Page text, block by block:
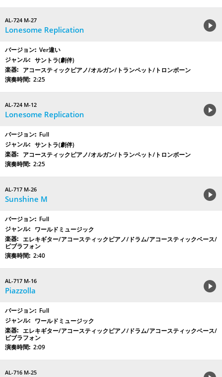
AL-724 M-27
Lonesome Replication
Ver違い
サントラ(劇伴)
アコースティックピアノ/オルガン/トランペット/トロンボーン
2:25
AL-724 M-12
Lonesome Replication
Full
サントラ(劇伴)
アコースティックピアノ/オルガン/トランペット/トロンボーン
2:25
AL-717 M-26
Sunshine M
Full
ワールドミュージック
エレキギター/アコースティックピアノ/ドラム/アコースティックベース/
ビブラフォン
2:40
AL-717 M-16
Piazzolla
Full
ワールドミュージック
エレキギター/アコースティックピアノ/ドラム/アコースティックベース/
ビブラフォン
2:09
AL-716 M-25